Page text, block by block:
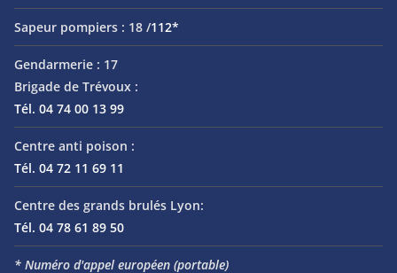
Sapeur pompiers : 18 /112*
Gendarmerie : 17
Brigade de Trévoux :
Tél. 04 74 00 13 99
Centre anti poison :
Tél. 04 72 11 69 11
Centre des grands brulés Lyon:
Tél. 04 78 61 89 50
* Numéro d'appel européen (portable)